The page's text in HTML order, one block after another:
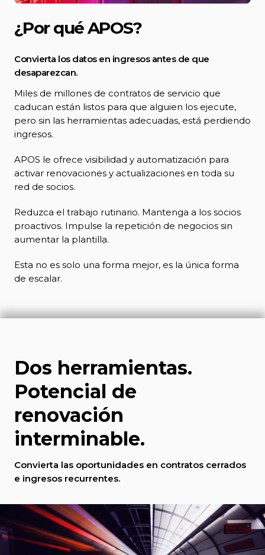
¿Por qué APOS?
Convierta los datos en ingresos antes de que
desaparezcan.
Miles de millones de contratos de servicio que
caducan están listos para que alguien los ejecute,
pero sin las herramientas adecuadas, está perdiendo
ingresos.
APOS le ofrece visibilidad y automatización para
activar renovaciones y actualizaciones en toda su
red de socios.
Reduzca el trabajo rutinario. Mantenga a los socios
proactivos. Impulse la repetición de negocios sin
aumentar la plantilla.
Esta no es solo una forma mejor, es la única forma
de escalar.
Dos herramientas.
Potencial de
renovación
interminable.
Convierta las oportunidades en contratos cerrados
e ingresos recurrentes.